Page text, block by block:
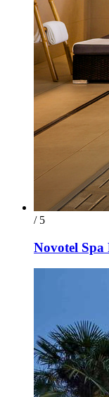
/ 5
Novotel Spa